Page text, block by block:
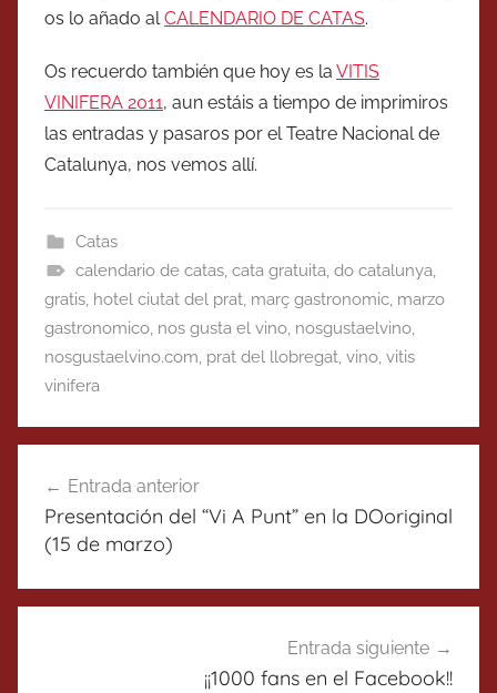
os lo añado alCALENDARIO DE CATAS.
Os recuerdo también que hoy es la VITIS
VINIFERA 2011, aun estáis a tiempo de imprimiros
las entradas y pasaros por el Teatre Nacional de
Catalunya, nos vemos allí.
Catas
calendario de catas, cata gratuita, do catalunya,
gratis, hotel ciutat del prat, març gastronomic, marzo
gastronomico, nos gusta el vino, nosgustaelvino,
nosgustaelvino.com, prat del llobregat, vino, vitis
vinifera
de
entradas
Entrada anterior
Presentación del “Vi A Punt” en la DOoriginal
(15 de marzo)
Entrada siguiente
¡¡1000 fans en el Facebook!!